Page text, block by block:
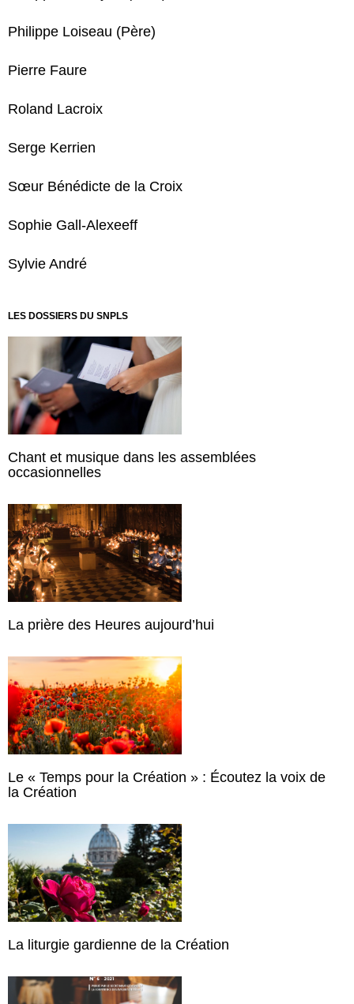
Philippe Loiseau (Père)
Pierre Faure
Roland Lacroix
Serge Kerrien
Sœur Bénédicte de la Croix
Sophie Gall-Alexeeff
Sylvie André
LES DOSSIERS DU SNPLS
Chant et musique dans les assemblées
occasionnelles
La prière des Heures aujourd’hui
Le « Temps pour la Création » : Écoutez la voix de
la Création
La liturgie gardienne de la Création